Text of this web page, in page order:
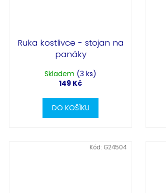
Ruka kostlivce - stojan na
panáky
Skladem (3 ks)
149 Kč
DO KOŠÍKU
Kód: G24504